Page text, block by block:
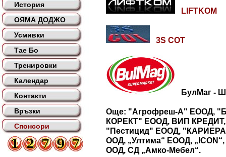
История
ОЯМА ДОДЖО
Усмивки
Тае Бо
Тренировки
Календар
Контакти
Връзки
Спонсори
LIFTKOM
3S СОТ
БулМаг -
Още: "Агрофреш-А" ЕООД,
КОРЕКТ" ЕООД, ВИП КРЕДИТ,
"Пестицид" ЕООД,
ООД, „Ултима“ ЕООД,
ООД, СД „Амко-Мебел“.